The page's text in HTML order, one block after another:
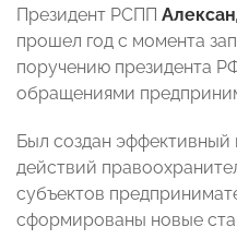
Президент РСПП
прошел год с момента
поручению президента
обращениями
Был создан
действий
субъектов
сформированы новые